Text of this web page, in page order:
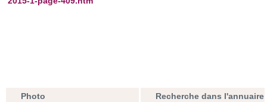
Photo Recherche dans l'annuaire